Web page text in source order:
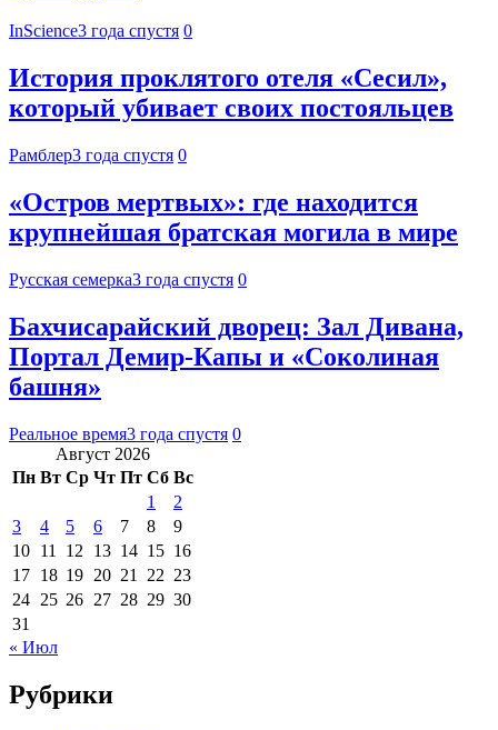
InScience3 года спустя 0
История проклятого отеля «Сесил»,
который убивает своих постояльцев
Рамблер3 года спустя 0
«Остров мертвых»: где находится
крупнейшая братская могила в мире
Русская семерка3 года спустя 0
Бахчисарайский дворец: Зал Дивана,
Портал Демир-Капы и «Соколиная
башня»
Реальное время3 года спустя 0
Август 2026
Пн Вт Ср Чт Пт Сб Вс
1
2
3
4 5 6 7 8
9
10 11 12 13 14 15 16
17 18 19 20 21 22 23
24 25 26 27 28 29 30
31
« Июл
Рубрики